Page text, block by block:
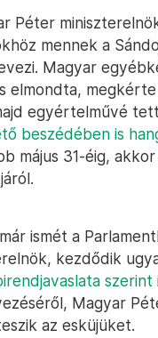
Péter
mennek a
Magyar
elmondta,
egyértelművé
beszédében is
május 31-éig,
ismét a
kezdődik
szerint
Magyar
az esküjüket.